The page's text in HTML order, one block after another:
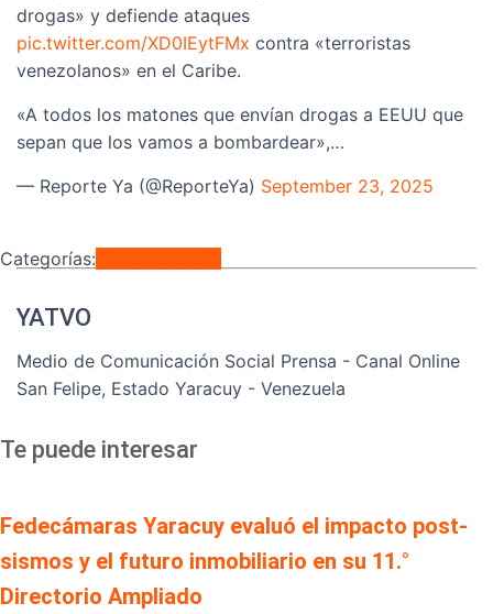
drogas» y defiende ataques
pic.twitter.com/XD0IEytFMx contra «terroristas
venezolanos» en el Caribe.
«A todos los matones que envían drogas a EEUU que
sepan que los vamos a bombardear»,…
— Reporte Ya (@ReporteYa) September 23, 2025
Categorías:
YATVO
Medio de Comunicación Social Prensa - Canal Online
San Felipe, Estado Yaracuy - Venezuela
Te puede interesar
Fedecámaras Yaracuy evaluó el impacto post-
sismos y el futuro inmobiliario en su 11.°
Directorio Ampliado